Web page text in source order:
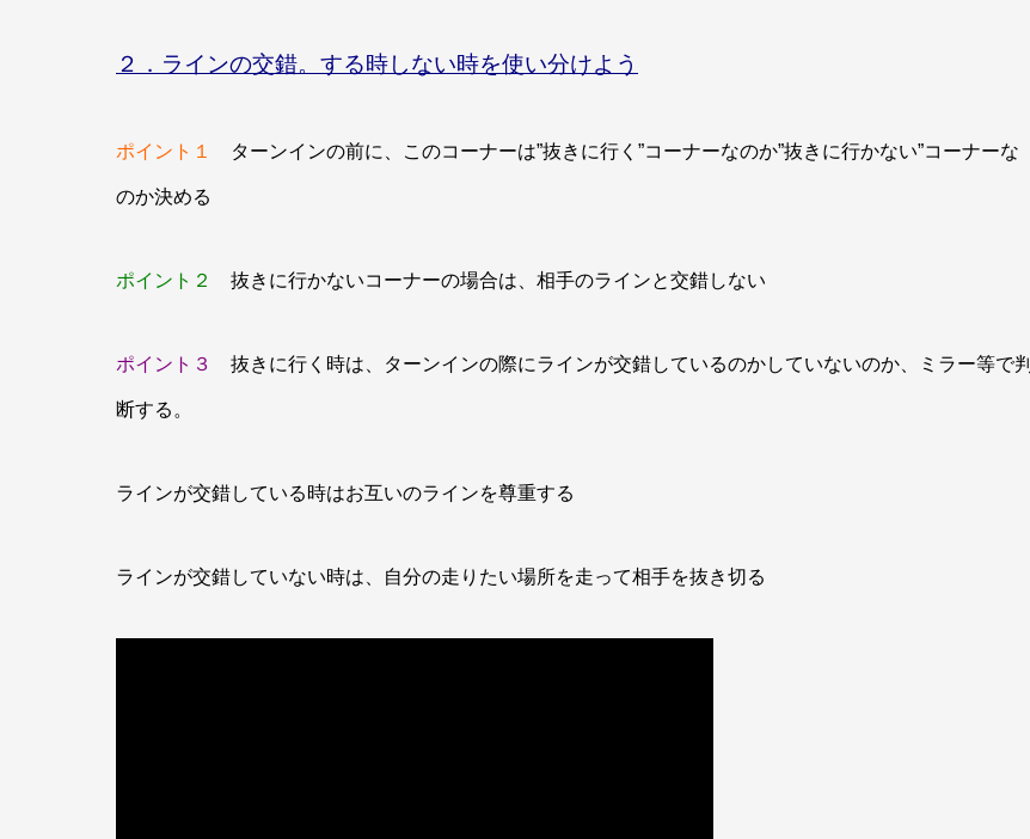
２．ラインの交錯。する時しない時を使い分けよう
ポイント１ ターンインの前に、このコーナーは”抜きに行く”コーナーなのか”抜きに行かない”コーナーな
のか決める
ポイント２ 抜きに行かないコーナーの場合は、相手のラインと交錯しない
ポイント３ 抜きに行く時は、ターンインの際にラインが交錯しているのかしていないのか、ミラー等で判
断する。
ラインが交錯している時はお互いのラインを尊重する
ラインが交錯していない時は、自分の走りたい場所を走って相手を抜き切る